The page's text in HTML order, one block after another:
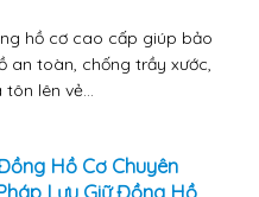
hồ cơ cao cấp giúp bảo
an toàn, chống trầy xước,
lên vẻ...
Hồ Cơ Chuyên